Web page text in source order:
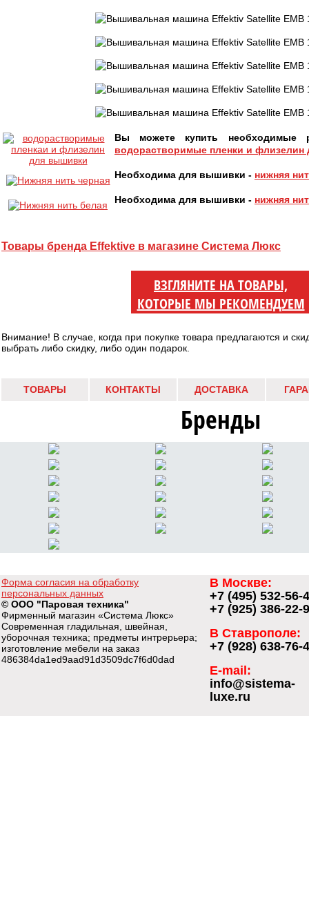
Вы можете купить необходимые
водорастворимые пленки и
Необходима для вышивки - нижняя
Необходима для вышивки - нижняя
Товары бренда Effektive в магазине Система Люкс
ВЗГЛЯНИТЕ НА ТОВАРЫ,
КОТОРЫЕ МЫ РЕКОМЕНДУЕМ
Внимание! В случае, когда при покупке товара предлагаются и
выбрать либо скидку, либо один подарок.
ТОВАРЫ КОНТАКТЫ ДОСТАВКА
Бренды
Форма согласия на обработку
персональных данных
© ООО "Паровая техника"
Фирменный магазин «Система Люкс»
Современная гладильная, швейная,
уборочная техника; предметы интрерьера;
изготовление мебели на заказ
486384da1ed9aad91d3509dc7f6d0dad
В Москве:
+7 (495) 532-56-
+7 (925) 386-22-
В Ставрополе:
+7 (928) 638-76-
E-mail:
info@sistema-
luxe.ru